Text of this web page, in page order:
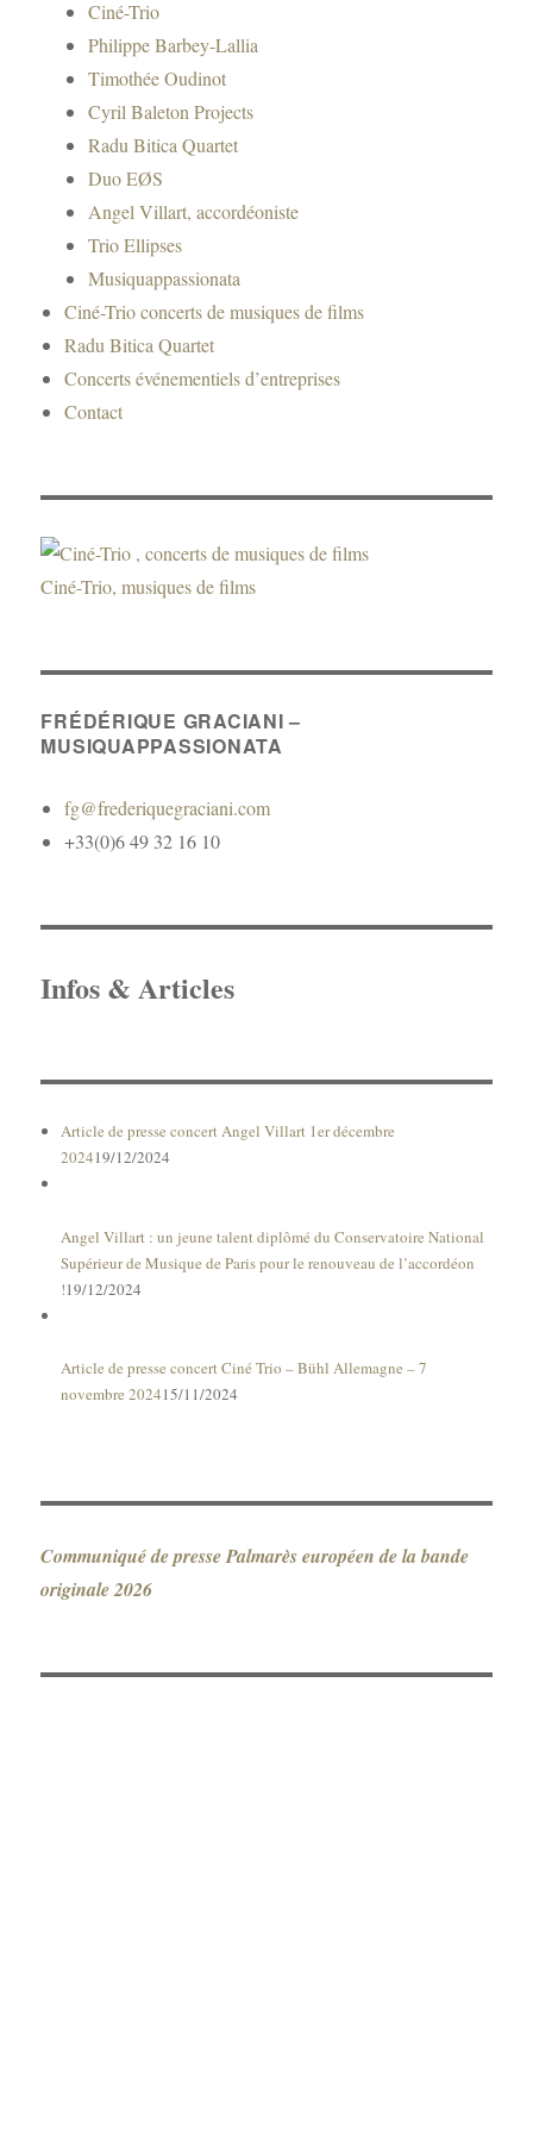
Ciné-Trio
Philippe Barbey-Lallia
Timothée Oudinot
Cyril Baleton Projects
Radu Bitica Quartet
Duo EØS
Angel Villart, accordéoniste
Trio Ellipses
Musiquappassionata
Ciné-Trio concerts de musiques de films
Radu Bitica Quartet
Concerts événementiels d’entreprises
Contact
Ciné-Trio, musiques de films
FRÉDÉRIQUE GRACIANI –
MUSIQUAPPASSIONATA
fg@frederiquegraciani.com
+33(0)6 49 32 16 10
Infos & Articles
Article de presse concert Angel Villart 1er décembre
202419/12/2024
Angel Villart : un jeune talent diplômé du Conservatoire National
Supérieur de Musique de Paris pour le renouveau de l’accordéon
!19/12/2024
Article de presse concert Ciné Trio – Bühl Allemagne – 7
novembre 202415/11/2024
Communiqué de presse Palmarès européen de la bande
originale 2026